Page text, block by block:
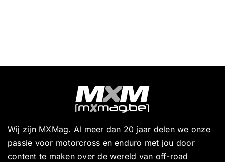
Wij zijn MXMag. Al meer dan 20 jaar delen we onze
passie voor motorcross en enduro met jou door
content te maken over de wereld van off-road